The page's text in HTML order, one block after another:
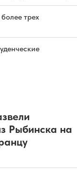
трех
Рыбинска на